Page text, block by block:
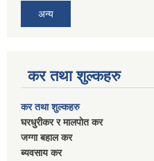
अन्य
कर तथा शुल्कहरु
कर तथा शुल्कहरु
घरधुरीकर र मालपाेत कर
जग्गा बहाल कर
ब्यवसाय कर